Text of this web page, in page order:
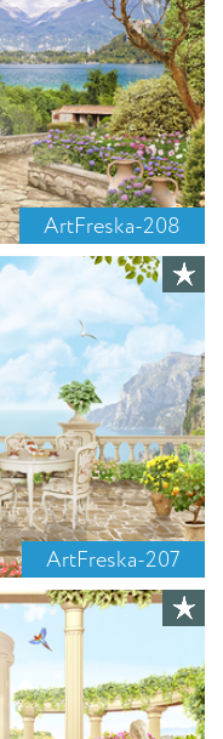
ArtFreska-208
ArtFreska-207